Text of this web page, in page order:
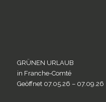
GRÜNEN URLAUB
in Franche-Comté
Geöffnet 07.05.26 – 07.09.26